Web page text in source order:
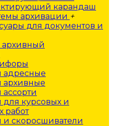
карандаш
архивации +
для документов и
курсовых и
работ
скоросшиватели